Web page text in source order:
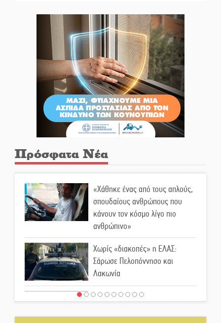
Πρόσφατα Νέα
«Χάθηκε ένας από τους απλούς,
σπουδαίους ανθρώπους που
κάνουν τον κόσμο λίγο πιο
ανθρώπινο»
Χωρίς «διακοπές» η ΕΛΑΣ:
Σάρωσε Πελοπόννησο και
Λακωνία
«Έφυγε» ένας γνήσιος Δάσκαλος